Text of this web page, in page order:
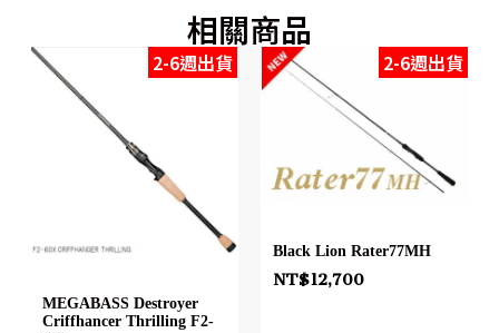
相關商品
2-6週出貨
MEGABASS Destroyer
Criffhancer Thrilling F2-
2-6週出貨
Black Lion Rater77MH
NT$12,700